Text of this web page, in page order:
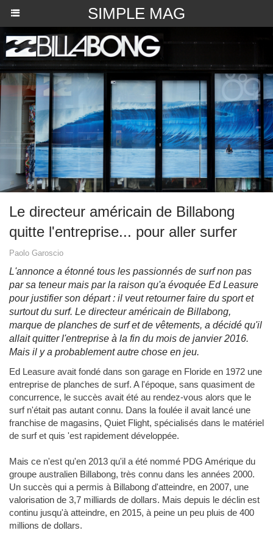
SIMPLE MAG
​Le directeur américain de Billabong
quitte l'entreprise... pour aller surfer
Paolo Garoscio
L'annonce a étonné tous les passionnés de surf non pas
par sa teneur mais par la raison qu'a évoquée Ed Leasure
pour justifier son départ : il veut retourner faire du sport et
surtout du surf. Le directeur américain de Billabong,
marque de planches de surf et de vêtements, a décidé qu'il
allait quitter l'entreprise à la fin du mois de janvier 2016.
Mais il y a probablement autre chose en jeu.
Ed Leasure avait fondé dans son garage en Floride en 1972 une
entreprise de planches de surf. A l'époque, sans quasiment de
concurrence, le succès avait été au rendez-vous alors que le
surf n'était pas autant connu. Dans la foulée il avait lancé une
franchise de magasins, Quiet Flight, spécialisés dans le matériel
de surf et quis 'est rapidement développée.
Mais ce n'est qu'en 2013 qu'il a été nommé PDG Amérique du
groupe australien Billabong, très connu dans les années 2000.
Un succès qui a permis à Billabong d'atteindre, en 2007, une
valorisation de 3,7 milliards de dollars. Mais depuis le déclin est
continu jusqu'à atteindre, en 2015, à peine un peu pluis de 400
millions de dollars.